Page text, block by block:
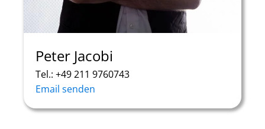
Peter Jacobi
Tel.: +49 211 9760743
Email senden